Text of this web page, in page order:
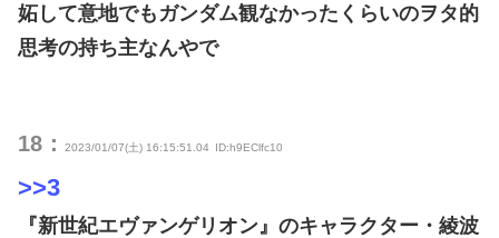
妬して意地でもガンダム観なかったくらいのヲタ的
思考の持ち主なんやで
18： 2023/01/07(土) 16:15:51.04 ID:h9EClfc10
>>3
『新世紀エヴァンゲリオン』のキャラクター・綾波